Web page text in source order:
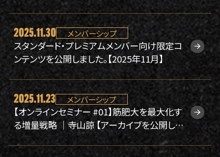
2025.11.30 メンバーシップ
スタンダード・プレミアムメンバー向け限定コ
ンテンツを公開しました。【2025年11月】
2025.11.23 メンバーシップ
【オンラインセミナー #01】筋肥大を最大化す
る増量戦略 ｜寺山諒 【アーカイブを公開しま
した】